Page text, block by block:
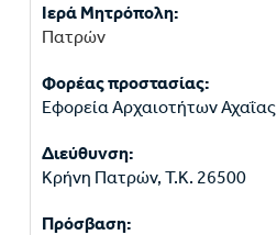
Ιερά Μητρόπολη:
Πατρών
Φορέας προστασίας:
Εφορεία Αρχαιοτήτων Αχαΐας
Διεύθυνση:
Κρήνη Πατρών, Τ.Κ. 26500
Πρόσβαση: